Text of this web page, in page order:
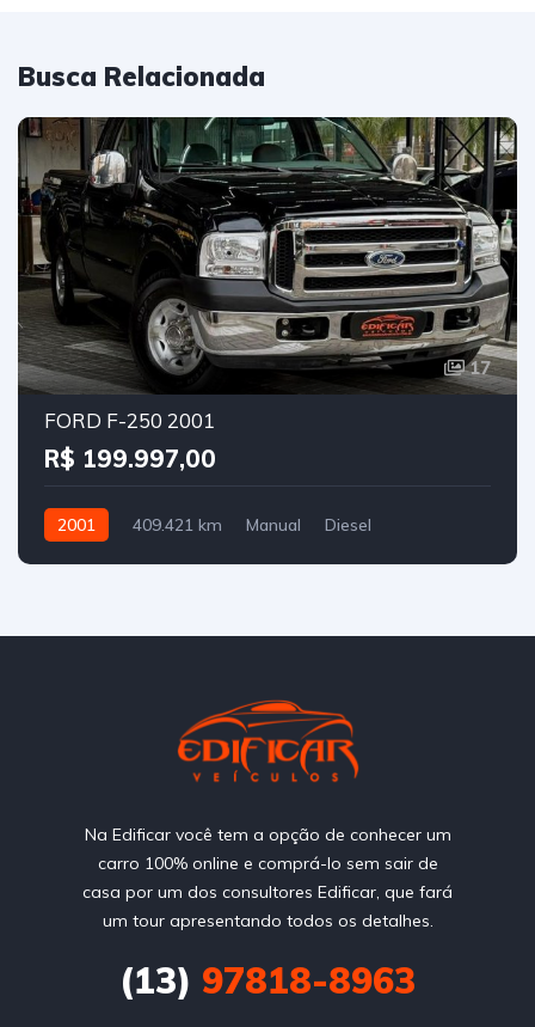
Busca Relacionada
17
FORD F-250 2001
R$ 199.997,00
2001 409.421 km Manual Diesel
Na Edificar você tem a opção de conhecer um
carro 100% online e comprá-lo sem sair de
casa por um dos consultores Edificar, que fará
um tour apresentando todos os detalhes.
(13) 97818-8963